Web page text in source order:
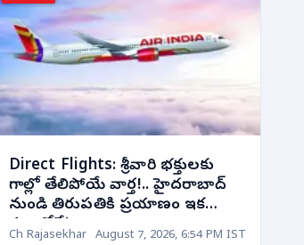
Direct Flights: శ్రీవారి భక్తులకు
గాల్లో తేలిపోయే వార్త!.. హైదరాబాద్
నుండి తిరుపతికి ప్రయాణం ఇక
క్షణాల్లోనే!
Ch Rajasekhar August 7, 2026, 6:54 PM IST